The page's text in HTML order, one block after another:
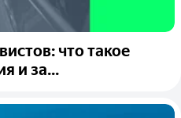
что такое
и за...